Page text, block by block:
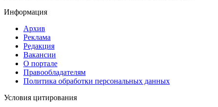
Информация
Архив
Реклама
Редакция
Вакансии
О портале
Правообладателям
Политика обработки персональных данных
Условия цитирования